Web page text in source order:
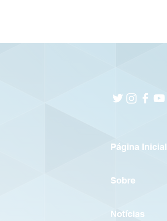
Página Inicial
Sobre
Notícias